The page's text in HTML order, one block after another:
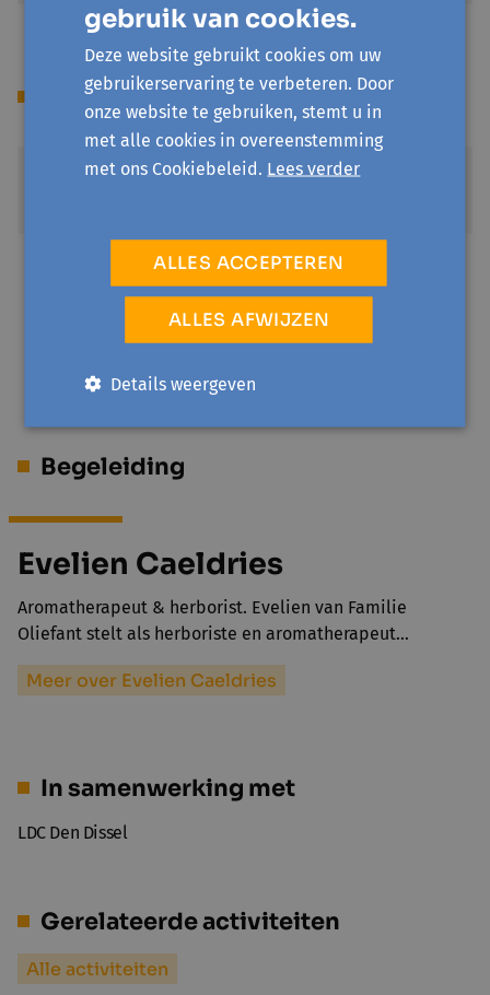
Prijs
Standaard
Voorwaarden voor korting bekom je bij de locatie
Begeleiding
Evelien Caeldries
Aromatherapeut & herborist. Evelien van Familie
Oliefant stelt als herboriste en aromatherapeut…
Meer over Evelien Caeldries
In samenwerking met
LDC Den Dissel
Gerelateerde activiteiten
Alle activiteiten
gebruik van cookies.
Deze website gebruikt cookies om uw
gebruikerservaring te verbeteren. Door
onze website te gebruiken, stemt u in
met alle cookies in overeenstemming
met ons Cookiebeleid. Lees verder
ALLES ACCEPTEREN
ALLES AFWIJZEN
Details weergeven